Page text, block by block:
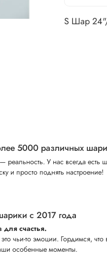
S Шар
5000 различных
реальность. У нас всегда есть
и просто поднять настроение!
с 2017 года
счастья.
чьи-то эмоции. Гордимся, что
особенные моменты.